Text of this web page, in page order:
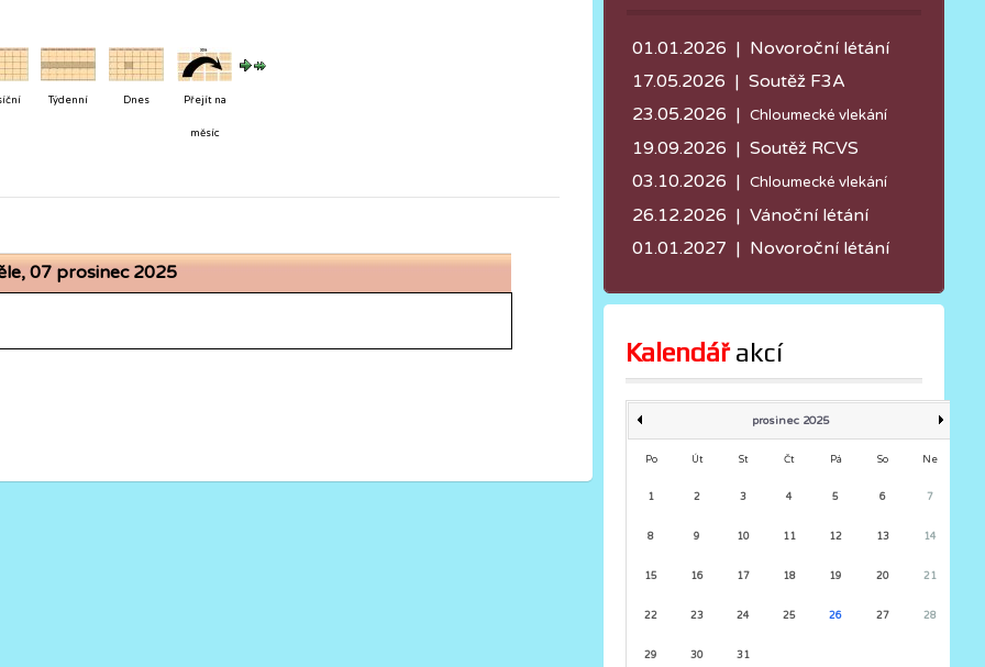
Týdenní Dnes Přejít na
měsíc
07 prosinec 2025
01.01.2026 | Novoroční létání
17.05.2026 | Soutěž F3A
23.05.2026 | Chloumecké vlekání
19.09.2026 | Soutěž RCVS
03.10.2026 | Chloumecké vlekání
26.12.2026 | Vánoční létání
01.01.2027 | Novoroční létání
Kalendář akcí
prosinec 2025
Po Út St Čt Pá So Ne
1 2 3 4 5 6 7
8 9 10 11 12 13 14
15 16 17 18 19 20 21
22 23 24 25 26 27 28
29 30 31